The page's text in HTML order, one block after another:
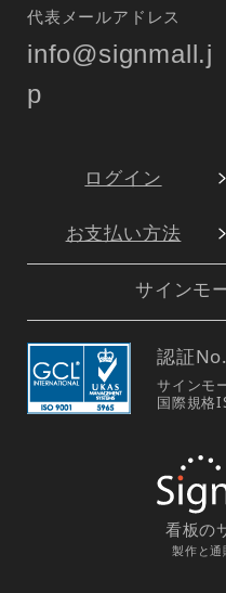
代表メールアドレス
info@signmall.j
p
ログイン
お支払い方法
サインモ
認証No.
サインモ
国際規格
看板の
製作と通